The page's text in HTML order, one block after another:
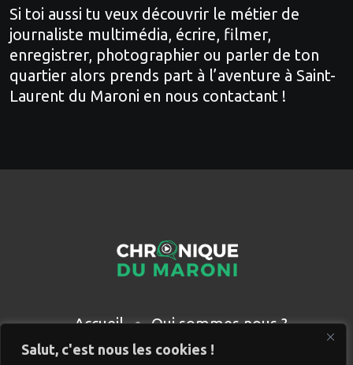
Salut, c'est nous les cookies !
Si toi aussi tu veux découvrir le métier de
journaliste multimédia, écrire, filmer,
enregistrer, photographier ou parler de ton
quartier alors prends part à l’aventure à Saint-
Laurent du Maroni en nous contactant !
Accueil
Qui sommes nous ?
Partenaires
Contact